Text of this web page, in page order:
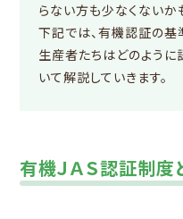
らない方も少なくないか
下記では、有機認証の基
生産者たちはどのように
いて解説していきます。
有機ＪＡＳ認証制度